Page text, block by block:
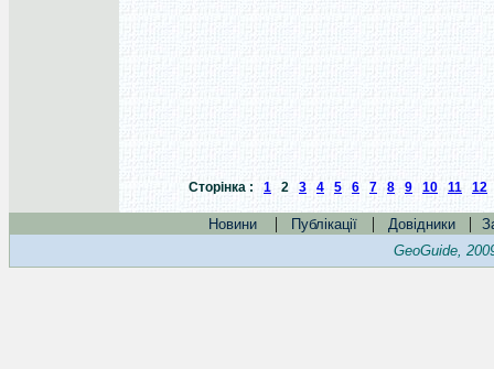
Сторінка : 1 2 3 4 5 6 7 8 9 10 11 12
Новини | Публікації | Довідники |
GeoGuide,